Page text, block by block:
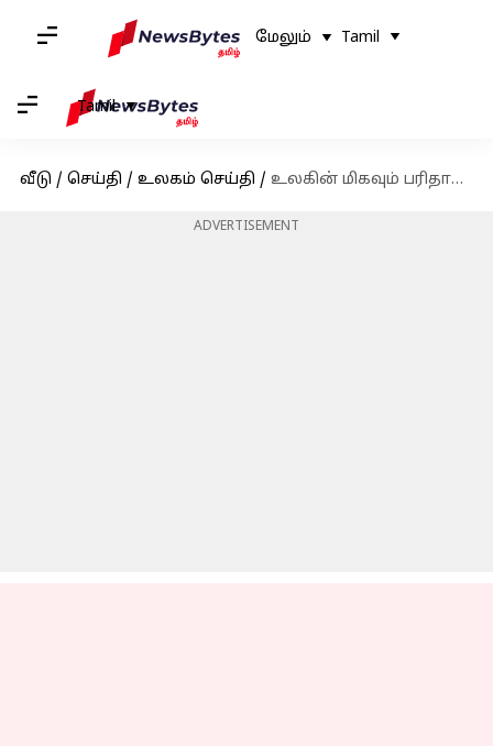
மேலும் Tamil
Tamil
வீடு / செய்தி / உலகம் செய்தி / உலகின் மிகவும் பரிதாபகரமான நாடுகளின் பட்டியல்: முதலிடத்தை பிடித்தது ஜிம்பாப்வே
ADVERTISEMENT